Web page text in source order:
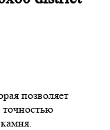
позволяет
точностью